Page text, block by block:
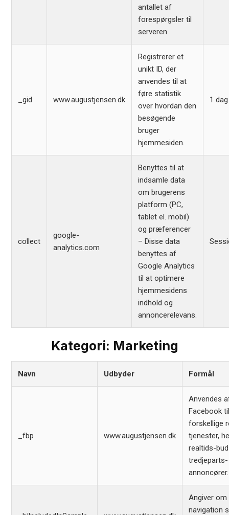
antallet af
forespørgsler til
serveren
_gid www.augustjensen.dk
Registrerer et
unikt ID, der
anvendes til at
føre statistik
over hvordan den
besøgende
bruger
hjemmesiden.
1 dag
collect
google-
analytics.com
Benyttes til at
indsamle data
om brugerens
platform (PC,
tablet el. mobil)
og præferencer
– Disse data
benyttes af
Google Analytics
til at optimere
hjemmesidens
indhold og
annoncerelevans.
Kategori: Marketing
Navn Udbyder Formål
_fbp www.augustjensen.dk
Anvendes
Facebook
forskellige
tjenester,
realtids-
tredjeparts-
annoncører.
Angiver
navigation